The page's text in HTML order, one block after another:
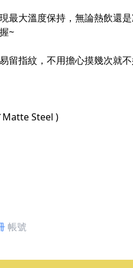
最大溫度保持，無論熱飲還
~
留指紋，不用擔心摸幾次就
Matte Steel )
帳號